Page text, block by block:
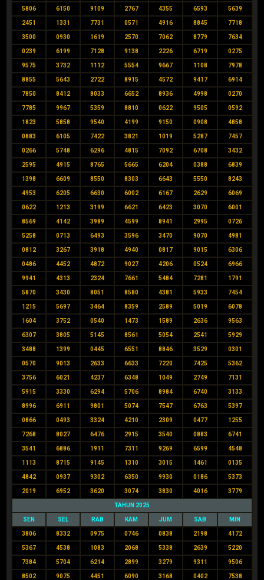
5806 6150 9109 2767 4355 6593 5639
2451 1331 7731 0571 4916 8845 7718
3500 0930 1619 2570 7062 8779 7634
0239 6199 7128 9138 2226 6719 0275
9575 3732 1112 5554 9667 1108 7978
8855 5643 2722 8915 4572 9417 6914
7850 8412 8033 6652 8936 4998 0270
7785 9967 5359 8810 0622 9505 0592
1823 5858 9540 4199 9150 0908 4858
0883 6105 7422 3821 1019 5287 7457
0266 5748 6296 4815 7092 6708 3432
2595 4915 8765 5665 6204 0388 6839
1398 6609 8550 8303 6643 5550 8243
4953 6205 6630 6002 6167 2629 6069
0622 1213 3199 6621 6423 3070 6001
8569 4142 3989 4599 8941 2995 0726
5258 0713 6493 3596 3470 9070 4981
0812 3267 3918 4940 0817 9015 6306
0486 4452 4872 9027 4206 0524 6966
9941 4313 2324 7661 5484 7281 1791
5870 3430 8051 8580 4381 5933 7454
1215 5697 3464 8359 2589 5019 6078
1604 3752 0540 1473 1589 2636 9563
6307 3805 5145 8561 5054 2541 5929
3488 1399 0445 6551 8846 3529 0301
0570 9013 2633 6633 7220 7425 5362
3756 6021 4237 6348 1049 2749 7131
5915 3330 6294 5706 8984 6740 3133
8996 6911 9801 5074 7547 6763 5397
0866 0493 3324 4210 2309 0477 1255
7268 8027 6476 2915 3540 0883 6741
3541 6886 1911 7311 9269 6599 4548
1113 8715 9145 1310 3015 1461 0135
4842 0937 9302 6350 9930 0186 5373
2019 6952 3620 3074 3830 4016 3779
TAHUN 2025
SEN SEL RAB KAM JUM SAB MIN
3806 8332 0975 0746 0838 2198 4172
5367 4538 1083 2068 5338 2639 5220
7384 5704 6214 2899 3279 9311 9506
8502 9075 4451 6090 3168 0402 7538